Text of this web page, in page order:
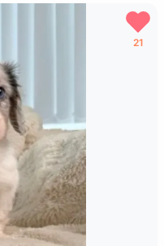
21